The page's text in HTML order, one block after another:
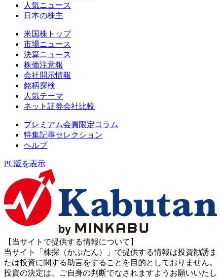
人気ニュース
日本の株主
米国株トップ
市場ニュース
決算ニュース
株価注意報
会社開示情報
銘柄探検
人気テーマ
ネット証券会社比較
プレミアム会員限定コラム
特集記事セレクション
ヘルプ
PC版を表示
【当サイトで提供する情報について】
当サイト「株探（かぶたん）」で提供する情報は投資勧誘ま
たは投資に関する助言をすることを目的としておりません。
投資の決定は、ご自身の判断でなされますようお願いいたし